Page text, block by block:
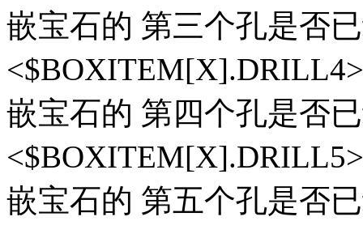
嵌宝石的 第三个孔是否
嵌宝石的 第四个孔是否
嵌宝石的 第五个孔是否